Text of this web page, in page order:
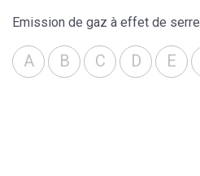
Emission de gaz à effet de serre
A B C D E